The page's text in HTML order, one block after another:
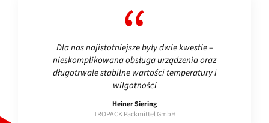
Dla nas najistotniejsze były dwie kwestie –
nieskomplikowana obsługa urządzenia oraz
długotrwale stabilne wartości temperatury i
wilgotności
Heiner Siering
TROPACK Packmittel GmbH